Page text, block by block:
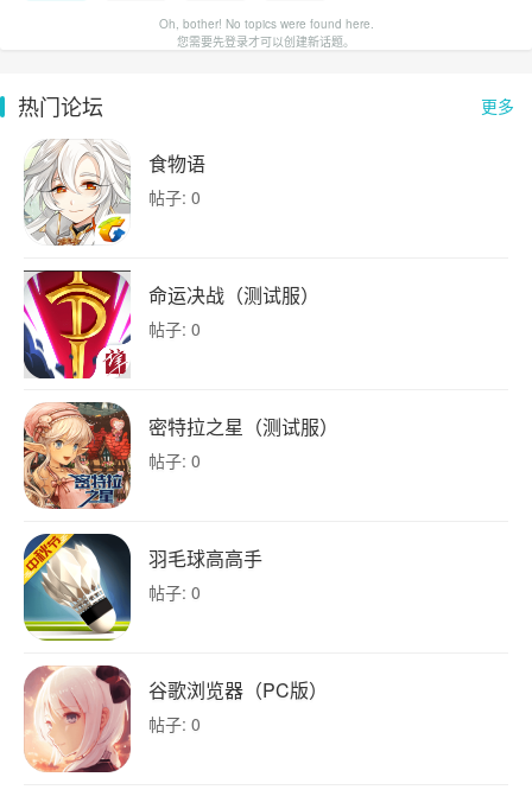
Oh, bother! No topics were found here.
您需要先登录才可以创建新话题。
更多
热门论坛
食物语
帖子: 0
命运决战（测试服）
帖子: 0
密特拉之星（测试服）
帖子: 0
羽毛球高高手
帖子: 0
谷歌浏览器（PC版）
帖子: 0